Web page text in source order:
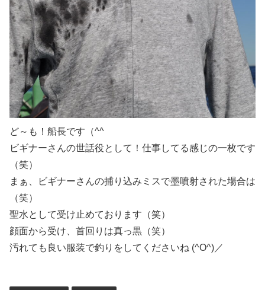
ど～も！船長です（^^
ビギナーさんの世話役として！仕事してる感じの一枚です
（笑）
まぁ、ビギナーさんの捕り込みミスで墨噴射された場合は
（笑）
聖水として受け止めております（笑）
顔面から受け、首回りは真っ黒（笑）
汚れても良い服装で釣りをしてくださいね (^O^)／